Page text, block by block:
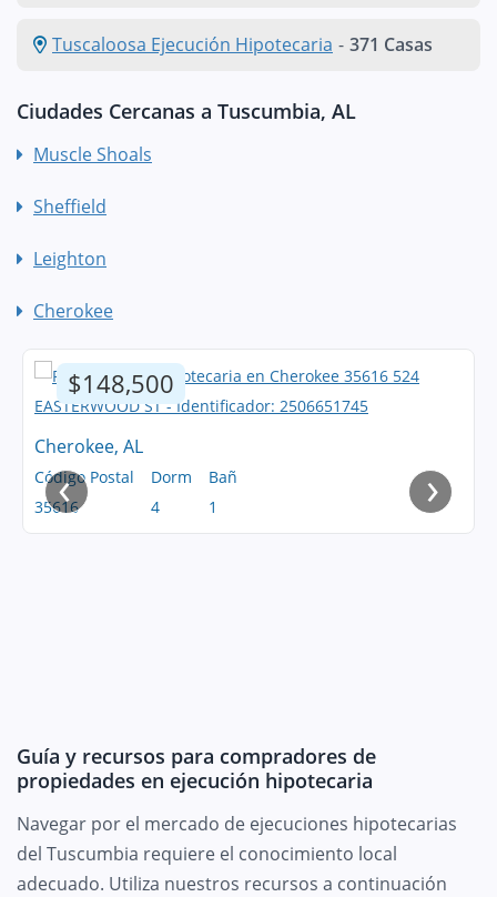
Tuscaloosa Ejecución Hipotecaria - 371 Casas
Ciudades Cercanas a Tuscumbia, AL
Muscle Shoals
Sheffield
Leighton
Cherokee
$148,500
Cherokee, AL
Código Postal
35616
Dorm
4
Bañ
1
‹ ›
Guía y recursos para compradores de
propiedades en ejecución hipotecaria
Navegar por el mercado de ejecuciones hipotecarias
del Tuscumbia requiere el conocimiento local
adecuado. Utiliza nuestros recursos a continuación